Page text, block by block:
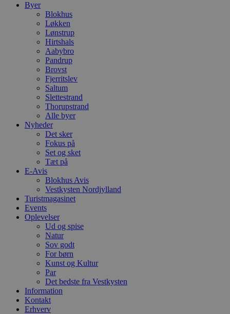
Byer
Blokhus
Løkken
Lønstrup
Hirtshals
Aabybro
Pandrup
Brovst
Fjerritslev
Saltum
Slettestrand
Thorupstrand
Alle byer
Nyheder
Det sker
Fokus på
Set og sket
Tæt på
E-Avis
Blokhus Avis
Vestkysten Nordjylland
Turistmagasinet
Events
Oplevelser
Ud og spise
Natur
Sov godt
For børn
Kunst og Kultur
Par
Det bedste fra Vestkysten
Information
Kontakt
Erhverv